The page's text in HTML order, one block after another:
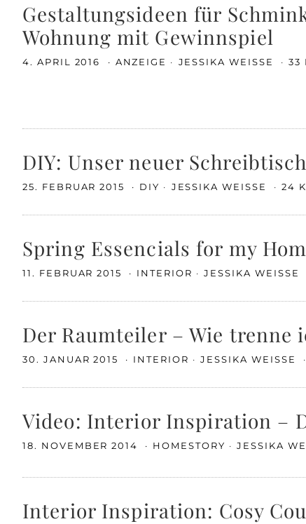
Gestaltungsideen für
Wohnung mit Gewinnspiel
4. APRIL 2016 ANZEIGE JESSIKA WEISSE 33
DIY: Unser neuer Schreibtisch
25. FEBRUAR 2015 DIY JESSIKA WEISSE 24
Spring Essencials for my
11. FEBRUAR 2015 INTERIOR JESSIKA WEISSE
Der Raumteiler – Wie trenne
30. JANUAR 2015 INTERIOR JESSIKA WEISSE
Video: Interior Inspiration –
18. NOVEMBER 2014 HOMESTORY JESSIKA
Interior Inspiration: Cosy